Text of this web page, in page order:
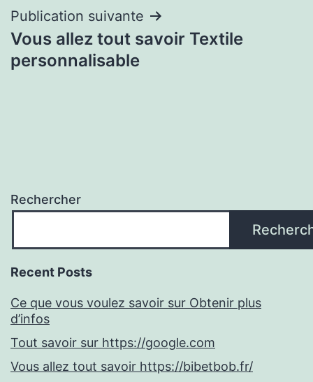
Publication suivante
Vous allez tout savoir Textile
personnalisable
Rechercher
Recent Posts
Ce que vous voulez savoir sur Obtenir plus
d’infos
Tout savoir sur https://google.com
Vous allez tout savoir https://bibetbob.fr/